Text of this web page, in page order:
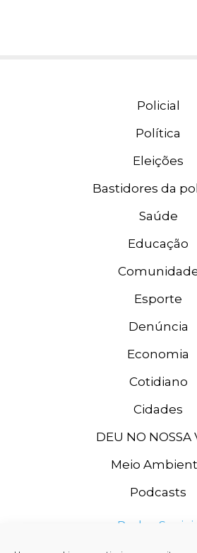
Policial
Política
Eleições
Bastidores da
Saúde
Educação
Esporte
Denúncia
Economia
Cotidiano
Cidades
DEU NO NOSSA
Meio
Podcasts
Redes Sociais